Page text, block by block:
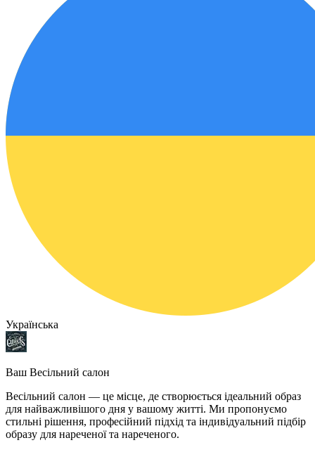
Українська
Ваш Весільний салон
Весільний салон — це місце, де створюється ідеальний образ
для найважливішого дня у вашому житті. Ми пропонуємо
стильні рішення, професійний підхід та індивідуальний підбір
образу для нареченої та нареченого.